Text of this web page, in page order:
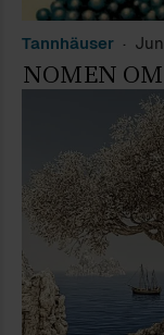
Tannhäuser
NOMEN